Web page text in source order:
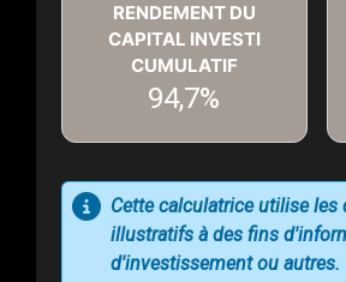
RENDEMENT DU
CAPITAL INVESTI
CUMULATIF
94,7%
Cette calculatrice utilise les
illustratifs à des fins
d'investissement ou